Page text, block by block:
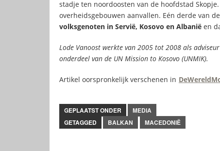
stadje ten noordoosten van de hoofdstad
overheidsgebouwen aanvallen. Eén derde van
volksgenoten in Servië, Kosovo en Albanië en
Lode Vanoost werkte van 2005 tot 2008 als
onderdeel van de UN Mission to Kosovo (UNMIK).
Artikel oorspronkelijk verschenen in
GEPLAATST ONDER
MEDIA
GETAGGED
BALKAN MACEDONIË